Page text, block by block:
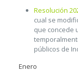
Resolución
cual se
que concede
públicos de
Enero